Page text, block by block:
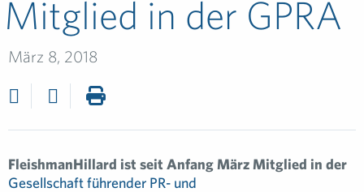
Mitglied in der GPRA
März 8, 2018
FleishmanHillard ist seit Anfang März Mitglied in der
Gesellschaft führender PR- und